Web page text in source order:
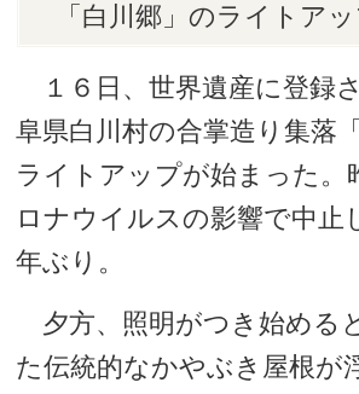
「白川郷」のライトア
１６日、世界遺産に登録
阜県白川村の合掌造り集落
ライトアップが始まった。
ロナウイルスの影響で中止
年ぶり。
夕方、照明がつき始める
た伝統的なかやぶき屋根が